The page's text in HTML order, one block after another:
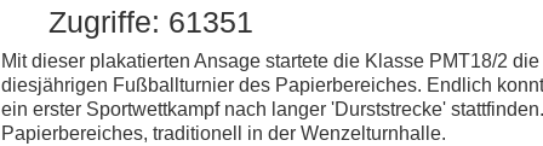
Zugriffe: 61351
Mit dieser plakatierten Ansage startete die Klasse PMT18/2
diesjährigen Fußballturnier des Papierbereiches. Endlich
ein erster Sportwettkampf nach langer 'Durststrecke'
Papierbereiches, traditionell in der Wenzelturnhalle.